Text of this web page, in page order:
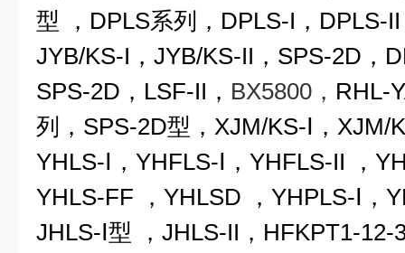
型 ，DPLS系列，DPLS-I，DPLS-
JYB/KS-I，JYB/KS-II，SPS-2D，
SPS-2D，LSF-II， BX5800 ， RHL-
列，SPS-2D型，XJM/KS-Ⅰ，XJM/
YHLS-Ⅰ ，YHFLS-Ⅰ ，YHFLS-II ，
YHLS-FF ，YHLSD ，YHPLS-Ⅰ，
JHLS-Ⅰ型 ， JHLS-II ，HFKPT1-